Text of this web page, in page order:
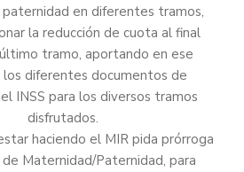
en diferentes tramos,
la reducción de cuota al final
tramo, aportando en ese
diferentes documentos de
INSS para los diversos tramos
disfrutados.
haciendo el MIR pida prórroga
Maternidad/Paternidad, para